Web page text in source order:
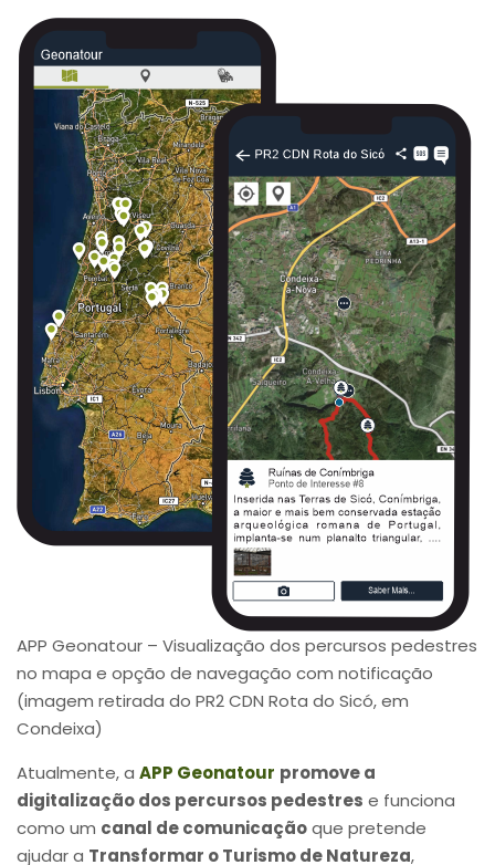
APP Geonatour – Visualização dos percursos pedestres
no mapa e opção de navegação com notificação
(imagem retirada do PR2 CDN Rota do Sicó, em
Condeixa)
Atualmente, a APP Geonatour promove a
digitalização dos percursos pedestres e funciona
como um canal de comunicaçãoque pretende
ajudar a Transformar o Turismo de Natureza,